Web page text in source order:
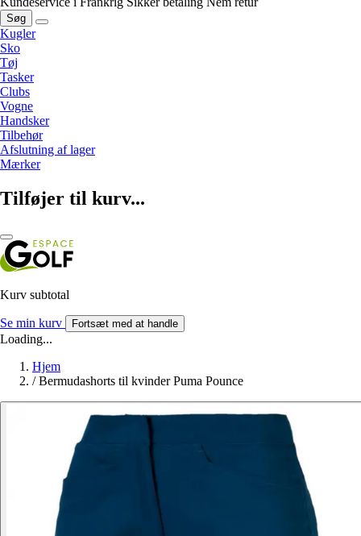
Søg
Kugler
Sko
Tøj
Tasker
Clubs
Vogne
Handsker
Tilbehør
Afslutning af lager
Mærker
Tilføjer til kurv...
Kurv subtotal
Se min kurv Fortsæt med at handle
Loading...
Hjem
/ Bermudashorts til kvinder Puma Pounce